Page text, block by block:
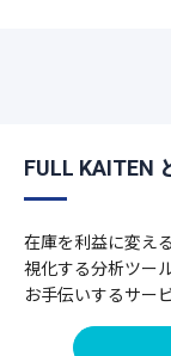
FULL KAITEN
在庫を利益に変え
視化する分析ツー
お手伝いするサー